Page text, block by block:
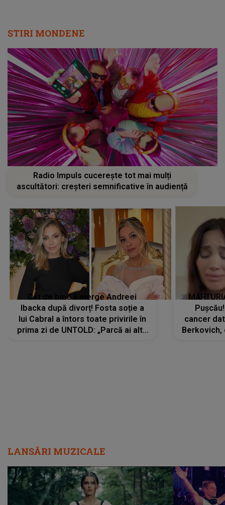
STIRI MONDENE
Radio Impuls cucerește tot mai mulți
ascultători: creșteri semnificative în audiență
Cât de bine îi merge Andreei
Ibacka după divorț! Fosta soție a
lui Cabral a întors toate privirile în
prima zi de UNTOLD: „Parcă ai altă
cancer
LANSĂRI MUZICALE